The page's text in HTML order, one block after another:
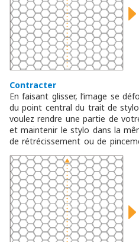
Contracter
En faisant glisser, l’image se
du point central du trait de
voulez rendre une partie de
et maintenir le stylo dans la
de rétrécissement ou de